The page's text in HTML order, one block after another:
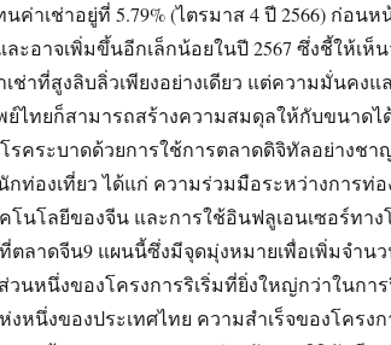
ค่าเช่าอยู่ที่ 5.79% (ไตรมาส 4 ปี 2566) ก่อน
ละอาจเพิ่มขึ้นอีกเล็กน้อยในปี 2567 ซึ่งชี้ให้เ
ช่าที่สูงลิบลิ่วเพียงอย่างเดียว แต่ความมั่นคงแ
ไทยก็สามารถสร้างความสมดุลให้กับขนาดไ
รคระบาดด้วยการใช้การตลาดดิจิทัลอย่างช
กท่องเที่ยว ได้แก่ ความร่วมมือระหว่างการท่อ
โนโลยีของจีน และการใช้อินฟลูเอนเซอร์ทาง
ตลาดจีน9 แผนนี้ซึ่งมีจุดมุ่งหมายเพื่อเพิ่มจำน
วนหนึ่งของโครงการริเริ่มที่ยิ่งใหญ่กว่าในกา
หนึ่งของประเทศไทย ความสำเร็จของโครง